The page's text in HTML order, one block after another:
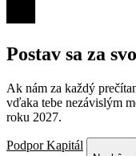
Postav sa za
Ak nám za každý
vďaka tebe nezávislým
roku 2027.
Podpor Kapitál